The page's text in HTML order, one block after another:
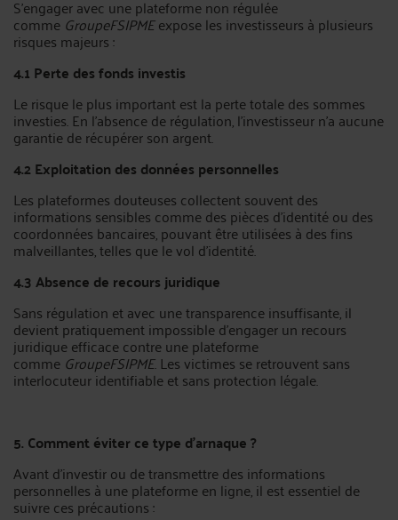
S’engager avec une plateforme non régulée
comme GroupeFSIPMEexpose les investisseurs à plusieurs
risques majeurs :
4.1 Perte des fonds investis
Le risque le plus important est la perte totale des sommes
investies. En l’absence de régulation, l'investisseur n’a aucune
garantie de récupérer son argent.
4.2 Exploitation des données personnelles
Les plateformes douteuses collectent souvent des
informations sensibles comme des pièces d’identité ou des
coordonnées bancaires, pouvant être utilisées à des fins
malveillantes, telles que le vol d'identité.
4.3 Absence de recours juridique
Sans régulation et avec une transparence insuffisante, il
devient pratiquement impossible d’engager un recours
juridique efficace contre une plateforme
comme GroupeFSIPME. Les victimes se retrouvent sans
interlocuteur identifiable et sans protection légale.
5. Comment éviter ce type d’arnaque ?
Avant d’investir ou de transmettre des informations
personnelles à une plateforme en ligne, il est essentiel de
suivre ces précautions :